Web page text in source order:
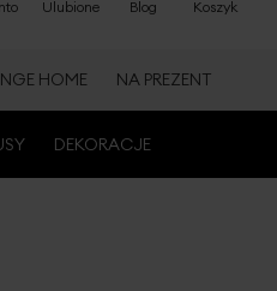
Ulubione Blog Koszyk
HOME NA PREZENT
DEKORACJE